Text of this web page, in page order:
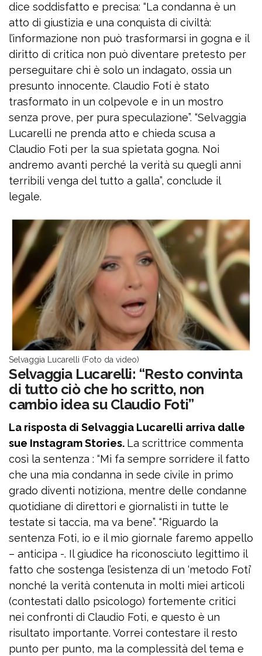
dice soddisfatto e precisa: “La condanna è un
atto di giustizia e una conquista di civiltà:
l’informazione non può trasformarsi in gogna e il
diritto di critica non può diventare pretesto per
perseguitare chi è solo un indagato, ossia un
presunto innocente. Claudio Foti è stato
trasformato in un colpevole e in un mostro
senza prove, per pura speculazione”. “Selvaggia
Lucarelli ne prenda atto e chieda scusa a
Claudio Foti per la sua spietata gogna. Noi
andremo avanti perché la verità su quegli anni
terribili venga del tutto a galla”, conclude il
legale.
Selvaggia Lucarelli (Foto da video)
Selvaggia Lucarelli: “Resto convinta
di tutto ciò che ho scritto, non
cambio idea su Claudio Foti”
La risposta di Selvaggia Lucarelli arriva dalle
sue Instagram Stories. La scrittrice commenta
così la sentenza : “Mi fa sempre sorridere il fatto
che una mia condanna in sede civile in primo
grado diventi notiziona, mentre delle condanne
quotidiane di direttori e giornalisti in tutte le
testate si taccia, ma va bene”. “Riguardo la
sentenza Foti, io e il mio giornale faremo appello
– anticipa -. Il giudice ha riconosciuto legittimo il
fatto che sostenga l’esistenza di un ‘metodo Foti’
nonché la verità contenuta in molti miei articoli
(contestati dallo psicologo) fortemente critici
nei confronti di Claudio Foti, e questo è un
risultato importante. Vorrei contestare il resto
punto per punto, ma la complessità del tema e